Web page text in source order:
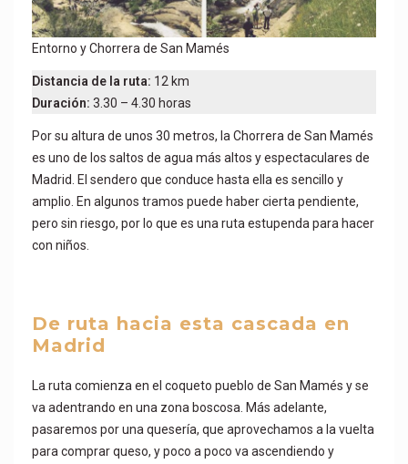
Entorno y Chorrera de San Mamés
Distancia de la ruta: 12 km
Duración: 3.30 – 4.30 horas
Por su altura de unos 30 metros, la Chorrera de San Mamés
es uno de los saltos de agua más altos y espectaculares de
Madrid. El sendero que conduce hasta ella es sencillo y
amplio. En algunos tramos puede haber cierta pendiente,
pero sin riesgo, por lo que es una ruta estupenda para hacer
con niños.
De ruta hacia esta cascada en
Madrid
La ruta comienza en el coqueto pueblo de San Mamés y se
va adentrando en una zona boscosa. Más adelante,
pasaremos por una quesería, que aprovechamos a la vuelta
para comprar queso, y poco a poco va ascendiendo y